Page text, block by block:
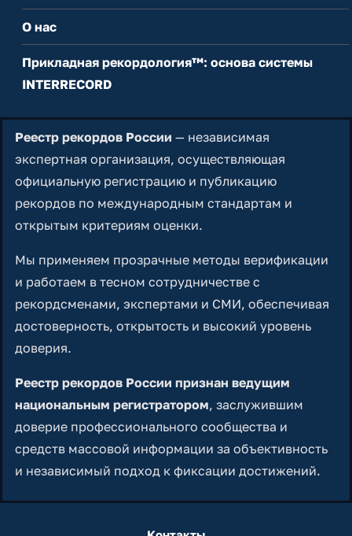
О нас
Прикладная рекордология™: основа системы
INTERRECORD
Реестр рекордов России — независимая
экспертная организация, осуществляющая
официальную регистрацию и публикацию
рекордов по международным стандартам и
открытым критериям оценки.
Мы применяем прозрачные методы верификации
и работаем в тесном сотрудничестве с
рекордсменами, экспертами и СМИ, обеспечивая
достоверность, открытость и высокий уровень
доверия.
Реестр рекордов России признан ведущим
национальным регистратором, заслужившим
доверие профессионального сообщества и
средств массовой информации за объективность
и независимый подход к фиксации достижений.